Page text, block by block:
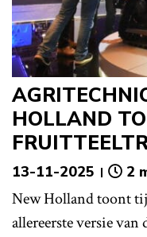
HOLLAND
13-11-2025 2
New Holland toont
allereerste versie